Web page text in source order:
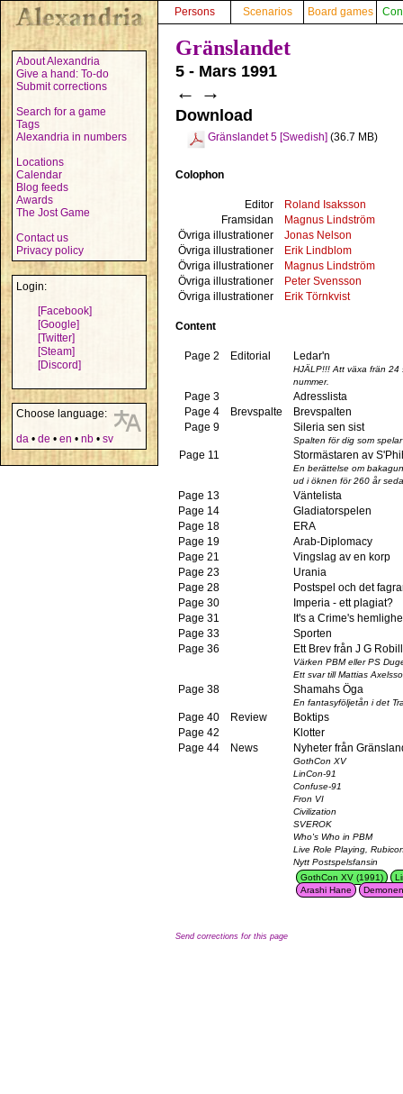
About Alexandria
Give a hand: To-do
Submit corrections
Search for a game
Tags
Alexandria in numbers
Locations
Calendar
Blog feeds
Awards
The Jost Game
Contact us
Privacy policy
Login:
[Facebook]
[Google]
[Twitter]
[Steam]
[Discord]
Choose language:
da • de • en • nb • sv
Persons Scenarios Board games
Gränslandet
5 - Mars 1991
← →
Download
Gränslandet 5 [Swedish] (36.7 MB)
Colophon
Editor
Roland Isaksson
Framsidan
Magnus Lindström
Övriga illustrationer
Jonas Nelson
Övriga illustrationer
Erik Lindblom
Övriga illustrationer
Magnus Lindström
Övriga illustrationer
Peter Svensson
Övriga illustrationer
Erik Törnkvist
Content
Page 2 Editorial Ledar'n
HJÄLP!!! Att växa frän 24
nummer.
Page 3
Adresslista
Page 4
Brevspalte
Brevspalten
Page 9
Sileria sen sist
Spalten för dig som
Page 11 Stormästaren av
En berättelse om
ud i öknen för 260 år
Page 13
Väntelista
Page 14
Gladiatorspelen
Page 18
ERA
Page 19
Arab-Diplomacy
Page 21
Vingslag av en korp
Page 23
Urania
Page 28
Postspel och det
Page 30
Imperia - ett plagiat?
Page 31
It's a Crime's
Page 33
Sporten
Page 36
Ett Brev från J G
Värken PBM eller PS
Ett svar till Mattias
Page 38 Shamahs Öga
En fantasyföljetån i det
Page 40 Review
Boktips
Page 42
Klotter
Page 44
News Nyheter från
GothCon XV
LinCon-91
Confuse-91
Fron VI
Civilization
SVEROK
Who's Who in PBM
Live Role Playing,
Nytt Postspelsfansin
GothCon XV (1991)
Arashi Hane
Send corrections for this page